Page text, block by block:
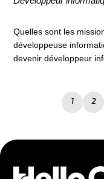
Quelles sont les
développeuse
devenir développeur
1 2
trouver mon métier